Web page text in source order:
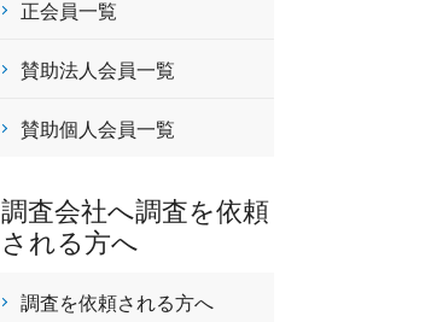
正会員一覧
賛助法人会員一覧
賛助個人会員一覧
調査会社へ調査を依頼
される方へ
調査を依頼される方へ